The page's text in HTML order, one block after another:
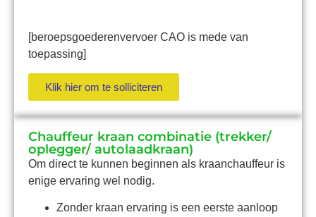
[beroepsgoederenvervoer CAO is mede van
toepassing]
Klik hier om te solliciteren
Chauffeur kraan combinatie (trekker/
oplegger/ autolaadkraan)
Om direct te kunnen beginnen als kraanchauffeur is
enige ervaring wel nodig.
Zonder kraan ervaring is een eerste aanloop